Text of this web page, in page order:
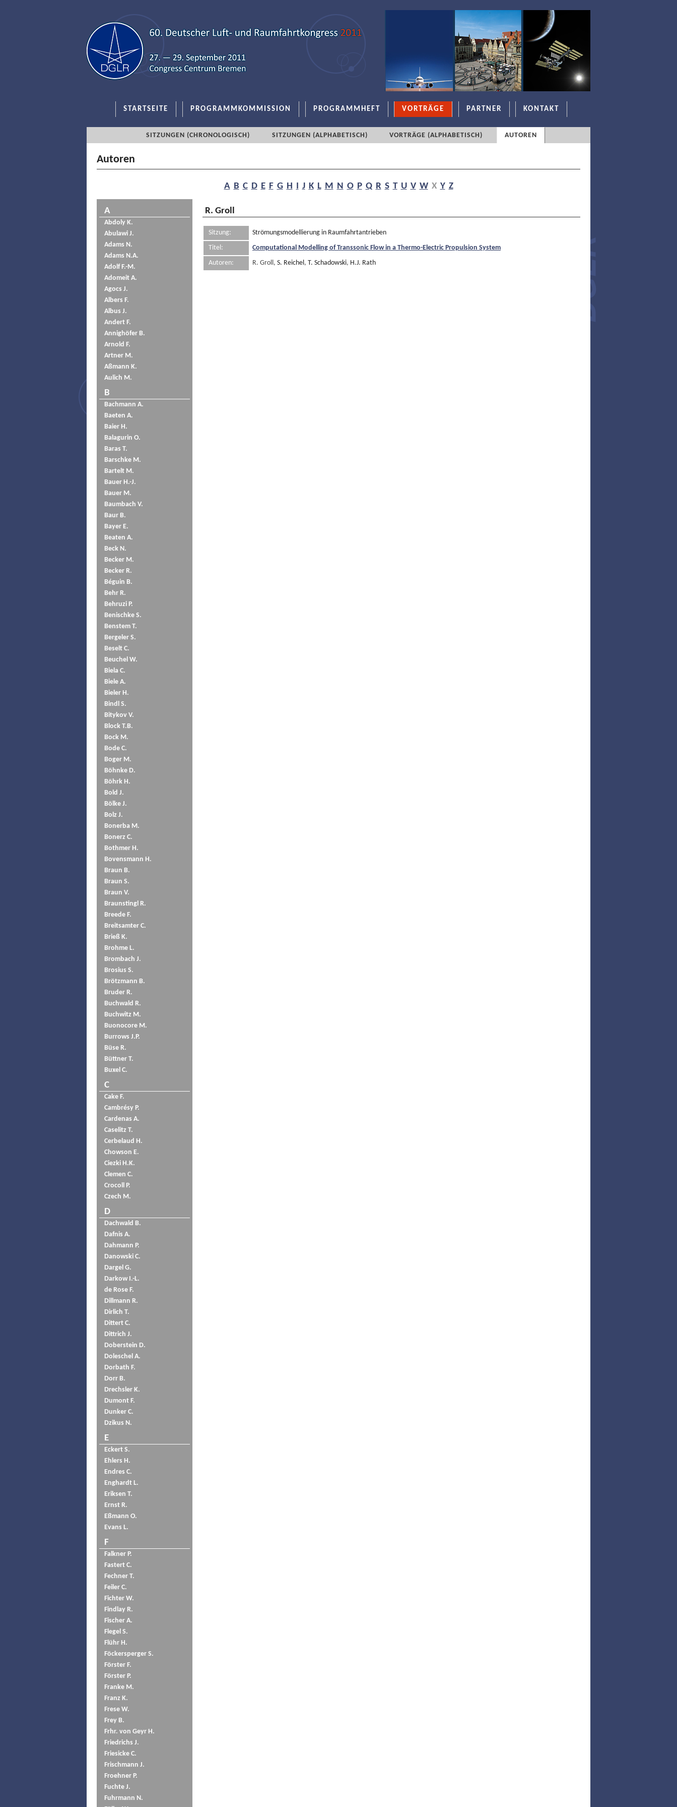
STARTSEITE PROGRAMMKOMMISSION PROGRAMMHEFT VORTRÄGE PARTNER KONTAKT
SITZUNGEN (CHRONOLOGISCH) SITZUNGEN (ALPHABETISCH) VORTRÄGE (ALPHABETISCH) AUTOREN
Autoren
A B C D E F G H I J K L M N O P Q R S T U V W X Y Z
A
Abdoly K.
Abulawi J.
Adams N.
Adams N.A.
Adolf F.-M.
Adomeit A.
Agocs J.
Albers F.
Albus J.
Andert F.
Annighöfer B.
Arnold F.
Artner M.
Aßmann K.
Aulich M.
B
Bachmann A.
Baeten A.
Baier H.
Balagurin O.
Baras T.
Barschke M.
Bartelt M.
Bauer H.-J.
Bauer M.
Baumbach V.
Baur B.
Bayer E.
Beaten A.
Beck N.
Becker M.
Becker R.
Béguin B.
Behr R.
Behruzi P.
Benischke S.
Benstem T.
Bergeler S.
Beselt C.
Beuchel W.
Biela C.
Biele A.
Bieler H.
Bindl S.
Bitykov V.
Block T.B.
Bock M.
Bode C.
Boger M.
Böhnke D.
Böhrk H.
Bold J.
Bölke J.
Bolz J.
Bonerba M.
Bonerz C.
Bothmer H.
Bovensmann H.
Braun B.
Braun S.
Braun V.
Braunstingl R.
Breede F.
Breitsamter C.
Brieß K.
Brohme L.
Brombach J.
Brosius S.
Brötzmann B.
Bruder R.
Buchwald R.
Buchwitz M.
Buonocore M.
Burrows J.P.
Büse R.
Büttner T.
Buxel C.
C
Cake F.
Cambrésy P.
Cardenas A.
Caselitz T.
Cerbelaud H.
Chowson E.
Ciezki H.K.
Clemen C.
Crocoll P.
Czech M.
D
Dachwald B.
Dafnis A.
Dahmann P.
Danowski C.
Dargel G.
Darkow I.-L.
de Rose F.
Dillmann R.
Dirlich T.
Dittert C.
Dittrich J.
Doberstein D.
Doleschel A.
Dorbath F.
Dorr B.
Drechsler K.
Dumont F.
Dunker C.
Dzikus N.
E
Eckert S.
Ehlers H.
Endres C.
Enghardt L.
Eriksen T.
Ernst R.
Eßmann O.
Evans L.
F
Falkner P.
Fastert C.
Fechner T.
Feiler C.
Fichter W.
Findlay R.
Fischer A.
Flegel S.
Flühr H.
Föckersperger S.
Förster F.
Förster P.
Franke M.
Franz K.
Frese W.
Frey B.
Frhr. von Geyr H.
Friedrichs J.
Friesicke C.
Frischmann J.
Froehner P.
Fuchte J.
Fuhrmann N.
R. Groll
Sitzung:
Strömungsmodellierung in Raumfahrtantrieben
Titel:
Computational Modelling of Transsonic Flow in a Thermo-Electric Propulsion System
Autoren:
R. Groll, S. Reichel , T. Schadowski, H.J. Rath